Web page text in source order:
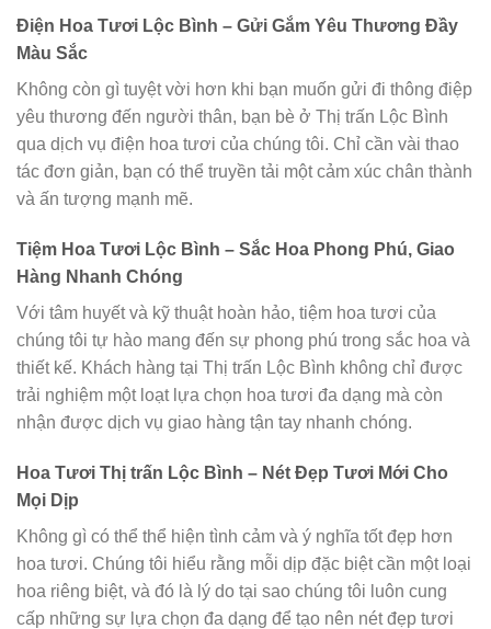
Điện Hoa Tươi Lộc Bình – Gửi Gắm Yêu Thương Đầy
Màu Sắc
Không còn gì tuyệt vời hơn khi bạn muốn gửi đi thông điệp
yêu thương đến người thân, bạn bè ở Thị trấn Lộc Bình
qua dịch vụ điện hoa tươi của chúng tôi. Chỉ cần vài thao
tác đơn giản, bạn có thể truyền tải một cảm xúc chân thành
và ấn tượng mạnh mẽ.
Tiệm Hoa Tươi Lộc Bình – Sắc Hoa Phong Phú, Giao
Hàng Nhanh Chóng
Với tâm huyết và kỹ thuật hoàn hảo, tiệm hoa tươi của
chúng tôi tự hào mang đến sự phong phú trong sắc hoa và
thiết kế. Khách hàng tại Thị trấn Lộc Bình không chỉ được
trải nghiệm một loạt lựa chọn hoa tươi đa dạng mà còn
nhận được dịch vụ giao hàng tận tay nhanh chóng.
Hoa Tươi Thị trấn Lộc Bình – Nét Đẹp Tươi Mới Cho
Mọi Dịp
Không gì có thể thể hiện tình cảm và ý nghĩa tốt đẹp hơn
hoa tươi. Chúng tôi hiểu rằng mỗi dịp đặc biệt cần một loại
hoa riêng biệt, và đó là lý do tại sao chúng tôi luôn cung
cấp những sự lựa chọn đa dạng để tạo nên nét đẹp tươi